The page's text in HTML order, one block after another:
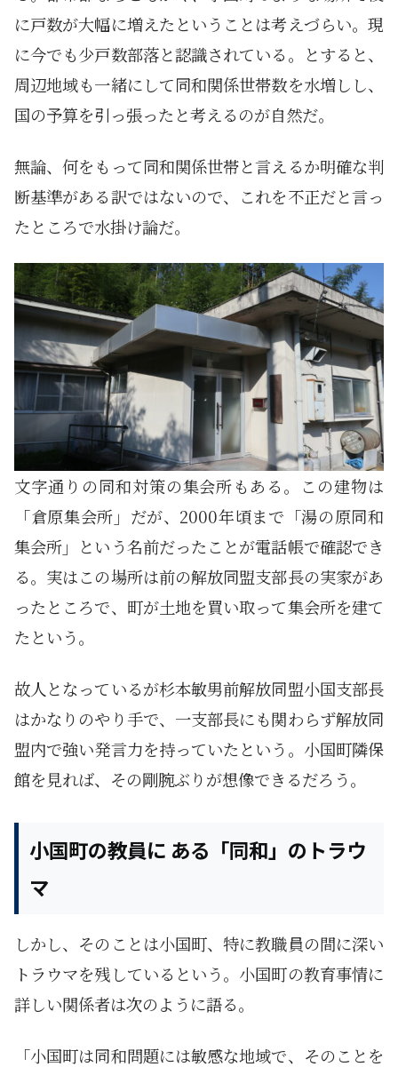
に戸数が大幅に増えたということは考えづらい。現
に今でも少戸数部落と認識されている。とすると、
周辺地域も一緒にして同和関係世帯数を水増しし、
国の予算を引っ張ったと考えるのが自然だ。
無論、何をもって同和関係世帯と言えるか明確な判
断基準がある訳ではないので、これを不正だと言っ
たところで水掛け論だ。
文字通りの同和対策の集会所もある。この建物は
「倉原集会所」だが、2000年頃まで「湯の原同和
集会所」という名前だったことが電話帳で確認でき
る。実はこの場所は前の解放同盟支部長の実家があ
ったところで、町が土地を買い取って集会所を建て
たという。
故人となっているが杉本敏男前解放同盟小国支部長
はかなりのやり手で、一支部長にも関わらず解放同
盟内で強い発言力を持っていたという。小国町隣保
館を見れば、その剛腕ぶりが想像できるだろう。
小国町の教員に ある「同和」のトラウ
マ
しかし、そのことは小国町、特に教職員の間に深い
トラウマを残しているという。小国町の教育事情に
詳しい関係者は次のように語る。
「小国町は同和問題には敏感な地域で、そのことを